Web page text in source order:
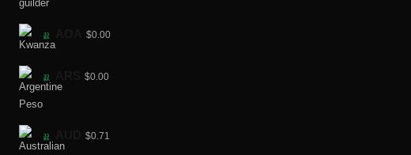
$0.00
$0.00
$0.71